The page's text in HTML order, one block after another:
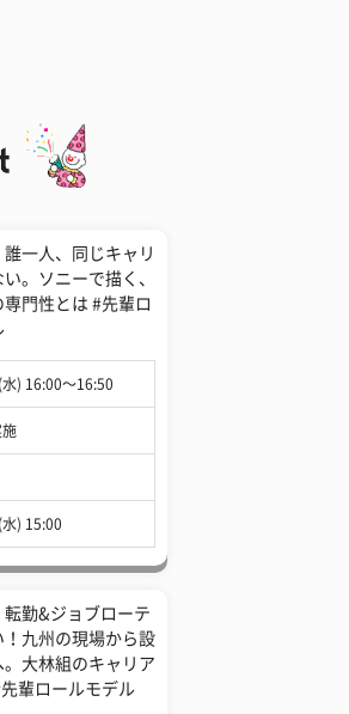
誰一人、同じキャリ
。ソニーで描く、
専門性とは #先輩ロ
) 16:00〜16:50
) 15:00
転勤&ジョブローテ
！九州の現場から設
。大林組のキャリア
輩ロールモデル